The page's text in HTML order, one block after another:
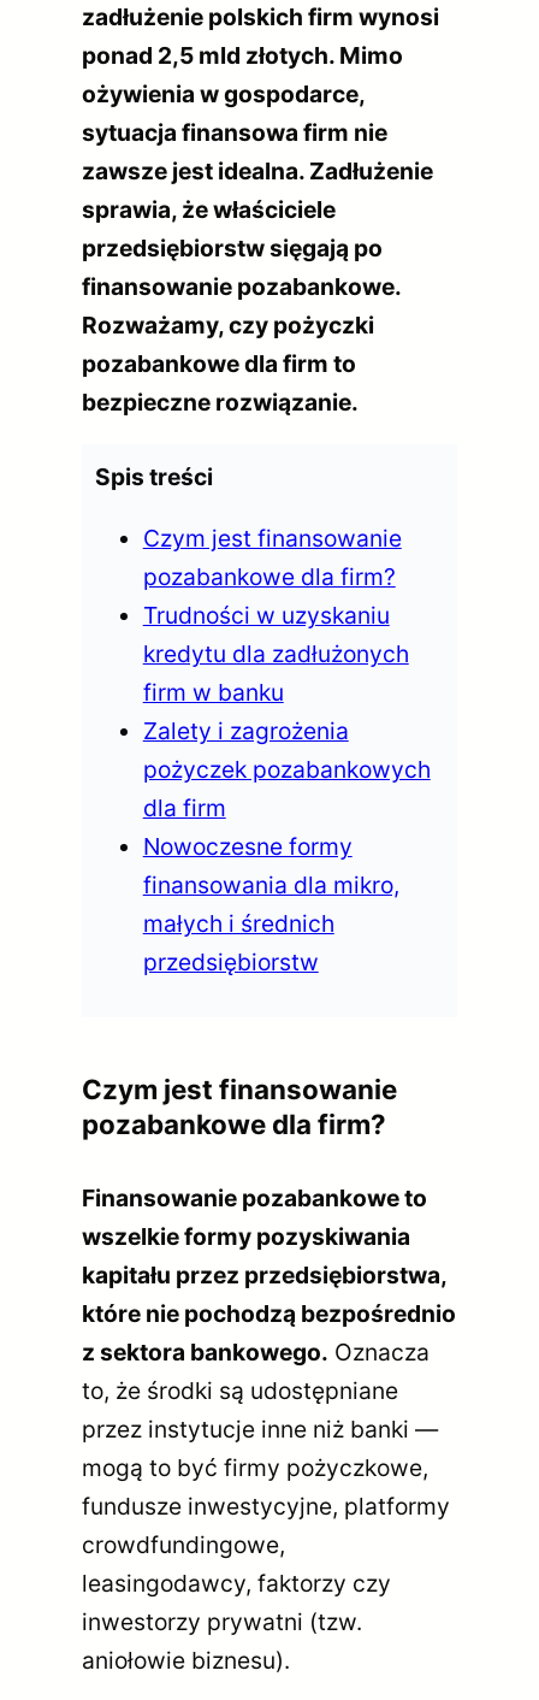
zadłużenie polskich firm wynosi
ponad 2,5 mld złotych. Mimo
ożywienia w gospodarce,
sytuacja finansowa firm nie
zawsze jest idealna. Zadłużenie
sprawia, że właściciele
przedsiębiorstw sięgają po
finansowanie pozabankowe.
Rozważamy, czy pożyczki
pozabankowe dla firm to
bezpieczne rozwiązanie.
Spis treści
Czym jest finansowanie
pozabankowe dla firm?
Trudności w uzyskaniu
kredytu dla zadłużonych
firm w banku
Zalety i zagrożenia
pożyczek pozabankowych
dla firm
Nowoczesne formy
finansowania dla mikro,
małych i średnich
przedsiębiorstw
Czym jest finansowanie
pozabankowe dla firm?
Finansowanie pozabankowe to
wszelkie formy pozyskiwania
kapitału przez przedsiębiorstwa,
które nie pochodzą bezpośrednio
z sektora bankowego. Oznacza
to, że środki są udostępniane
przez instytucje inne niż banki —
mogą to być firmy pożyczkowe,
fundusze inwestycyjne, platformy
crowdfundingowe,
leasingodawcy, faktorzy czy
inwestorzy prywatni (tzw.
aniołowie biznesu).